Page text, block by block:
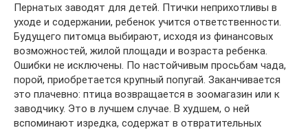
Пернатых заводят для детей. Птички неприхотливы в
уходе и содержании, ребенок учится ответственности.
Будущего питомца выбирают, исходя из финансовых
возможностей, жилой площади и возраста ребенка.
Ошибки не исключены. По настойчивым просьбам чада,
порой, приобретается крупный попугай. Заканчивается
это плачевно: птица возвращается в зоомагазин или к
заводчику. Это в лучшем случае. В худшем, о ней
вспоминают изредка, содержат в отвратительных